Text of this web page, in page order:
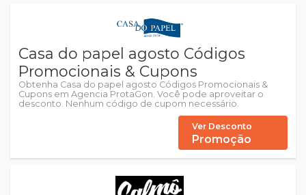
Casa do papel agosto Códigos
Promocionais & Cupons
Obtenha Casa do papel agosto Códigos Promocionais &
Cupons em Agencia ProtaGon. Você pode aproveitar o
desconto. Nenhum código de cupom necessário.
Ver Desconto
Promoção